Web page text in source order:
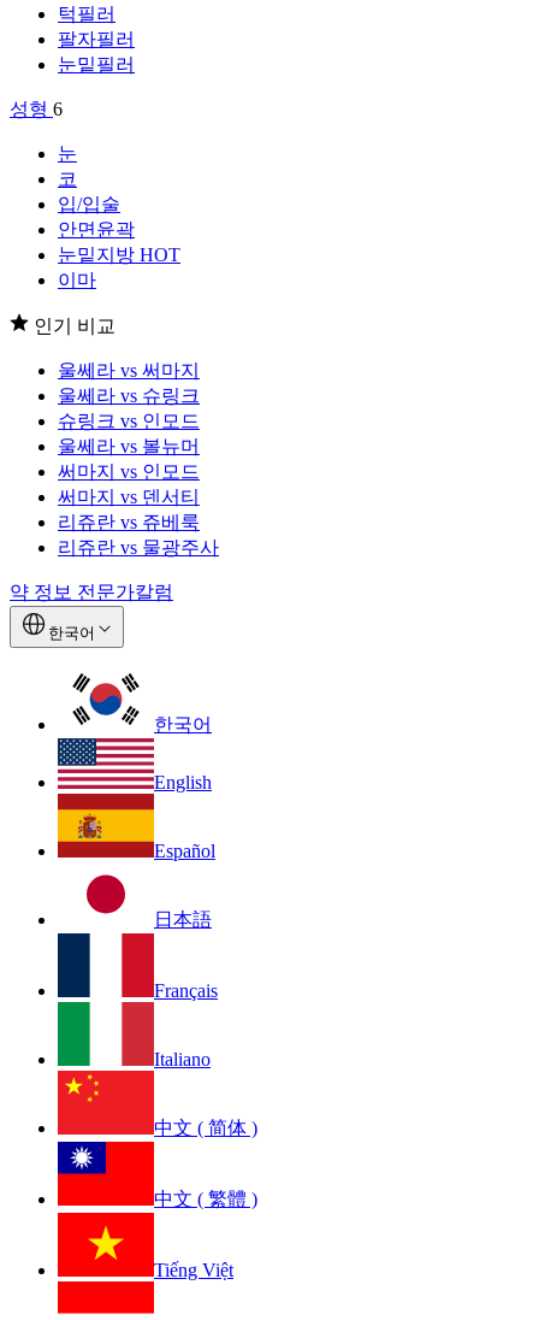
턱필러
팔자필러
눈밑필러
성형 6
눈
코
입/입술
안면윤곽
눈밑지방 HOT
이마
인기 비교
울쎄라 vs 써마지
울쎄라 vs 슈링크
슈링크 vs 인모드
울쎄라 vs 볼뉴머
써마지 vs 인모드
써마지 vs 덴서티
리쥬란 vs 쥬베룩
리쥬란 vs 물광주사
약 정보 전문가칼럼
한국어
한국어
English
Español
日本語
Français
Italiano
中文 ( 简体 )
中文 ( 繁體 )
Tiếng Việt